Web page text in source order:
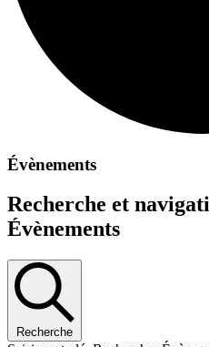
Évènements
Recherche et
Évènements
Recherche